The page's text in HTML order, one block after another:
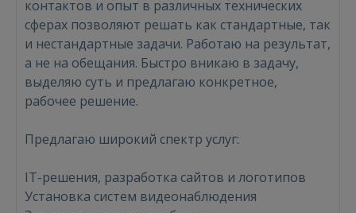
контактов и опыт в различных технических
сферах позволяют решать как стандартные, так
и нестандартные задачи. Работаю на результат,
а не на обещания. Быстро вникаю в задачу,
выделяю суть и предлагаю конкретное,
рабочее решение.
Предлагаю широкий спектр услуг:
IT-решения, разработка сайтов и логотипов
Установка систем видеонаблюдения